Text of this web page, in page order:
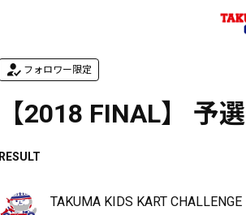
フォロワー限定
【2018 FINAL】 予
RESULT
TAKUMA KIDS KART CHALLENGE